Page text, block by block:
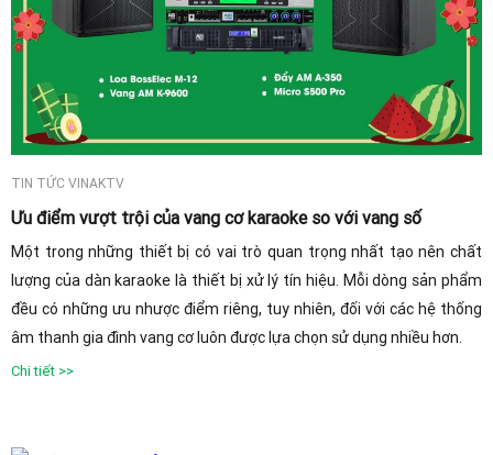
TIN TỨC VINAKTV
Ưu điểm vượt trội của vang cơ karaoke so với vang số
Một trong những thiết bị có vai trò quan trọng nhất tạo nên chất
lượng của dàn karaoke là thiết bị xử lý tín hiệu. Mỗi dòng sản phẩm
đều có những ưu nhược điểm riêng, tuy nhiên, đối với các hệ thống
âm thanh gia đình vang cơ luôn được lựa chọn sử dụng nhiều hơn.
Chi tiết >>